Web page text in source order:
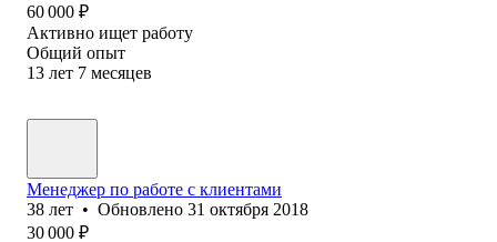
60 000 ₽
Активно ищет работу
Общий опыт
13 лет 7 месяцев
Менеджер по работе с клиентами
38 лет • Обновлено 31 октября 2018
30 000 ₽